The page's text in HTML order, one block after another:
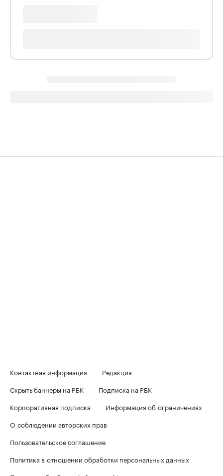
Контактная информация
Редакция
Скрыть баннеры на РБК
Подписка на РБК
Корпоративная подписка
Информация об ограничениях
О соблюдении авторских прав
Пользовательское соглашение
Политика в отношении обработки персональных данных